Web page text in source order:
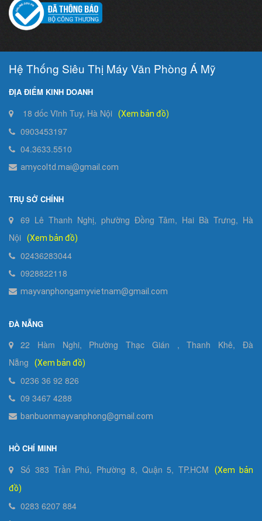
Hệ Thống Siêu Thị Máy Văn Phòng Á Mỹ
ĐỊA ĐIỂM KINH DOANH
18 dốc Vĩnh Tuy, Hà Nội (Xem bản đồ)
0903453197
04.3633.5510
amycoltd.mai@gmail.com
TRỤ SỞ CHÍNH
69 Lê Thanh Nghị, phường Đồng Tâm, Hai Bà Trưng, Hà
Nội
(Xem bản đồ)
02436283044
0928822118
mayvanphongamyvietnam@gmail.com
ĐÀ NẴNG
22 Hàm Nghi, Phường Thạc Gián , Thanh Khê, Đà
Nẵng
(Xem bản đồ)
0236 36 92 826
09 3467 4288
banbuonmayvanphong@gmail.com
HỒ CHÍ MINH
Số 383 Trần Phú, Phường 8, Quận 5, TP.HCM
(Xem bản
đồ)
0283 6207 884